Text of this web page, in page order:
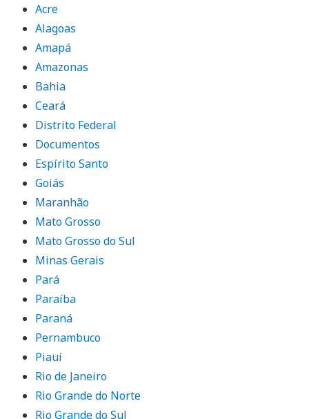
Acre
Alagoas
Amapá
Amazonas
Bahia
Ceará
Distrito Federal
Documentos
Espírito Santo
Goiás
Maranhão
Mato Grosso
Mato Grosso do Sul
Minas Gerais
Pará
Paraíba
Paraná
Pernambuco
Piauí
Rio de Janeiro
Rio Grande do Norte
Rio Grande do Sul